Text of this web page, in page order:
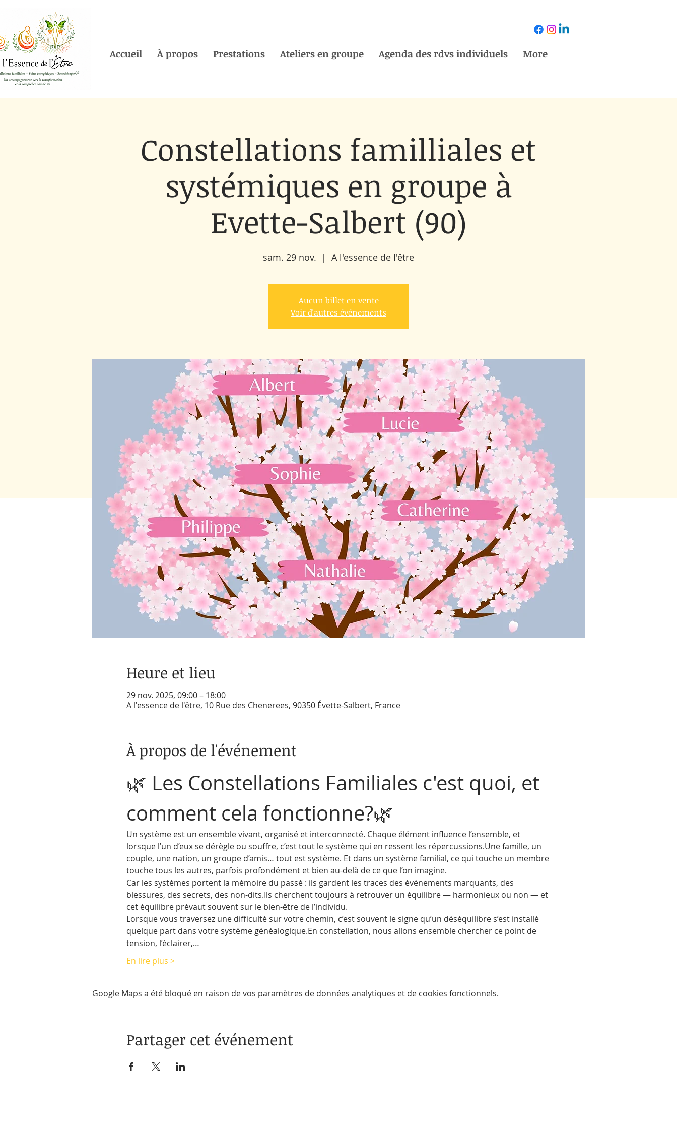
Accueil À propos Prestations Ateliers en groupe Agenda des rdvs individuels More
Constellations familliales et
systémiques en groupe à
Evette-Salbert (90)
sam. 29 nov.
  |
A l'essence de l'être
Aucun billet en vente
Voir d'autres événements
Heure et lieu
29 nov. 2025, 09:00 – 18:00
A l'essence de l'être, 10 Rue des Chenerees, 90350 Évette-Salbert, France
À propos de l'événement
🌿 Les Constellations Familiales c'est quoi, et
comment cela fonctionne?🌿
Un système est un ensemble vivant, organisé et interconnecté. Chaque élément influence l’ensemble, et
lorsque l’un d’eux se dérègle ou souffre, c’est tout le système qui en ressent les répercussions.Une famille, un
couple, une nation, un groupe d’amis… tout est système. Et dans un système familial, ce qui touche un membre
touche tous les autres, parfois profondément et bien au-delà de ce que l’on imagine.
Car les systèmes portent la mémoire du passé : ils gardent les traces des événements marquants, des
blessures, des secrets, des non-dits.Ils cherchent toujours à retrouver un équilibre — harmonieux ou non — et
cet équilibre prévaut souvent sur le bien-être de l’individu.
Lorsque vous traversez une difficulté sur votre chemin, c’est souvent le signe qu’un déséquilibre s’est installé
quelque part dans votre système généalogique.En constellation, nous allons ensemble chercher ce point de
tension, l’éclairer,…
En lire plus >
Google Maps a été bloqué en raison de vos paramètres de données analytiques et de cookies fonctionnels.
Partager cet événement